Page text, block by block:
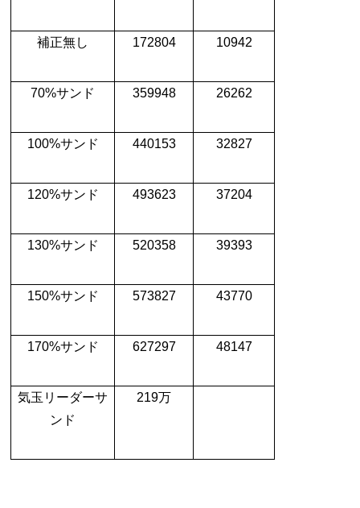
補正無し 172804 10942
70%サンド 359948 26262
100%サンド 440153 32827
120%サンド 493623 37204
130%サンド 520358 39393
150%サンド 573827 43770
170%サンド 627297 48147
気玉リーダーサ
ンド
219万